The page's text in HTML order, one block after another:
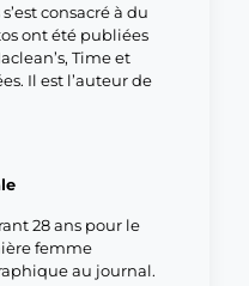
consacré à du
ont été publiées
Time et
Il est l’auteur de
28 ans pour le
femme
au journal.